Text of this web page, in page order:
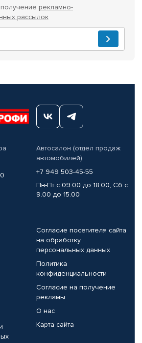
рекламно-
рассылок
Автосалон (отдел продаж
автомобилей)
+7 949 503-45-55
Пн-Пт с 09.00 до 18.00, Сб с
9.00 до 15.00
Согласие посетителя сайта
на обработку
персональных данных
Политика
конфиденциальности
Согласие на получение
рекламы
О нас
Карта сайта